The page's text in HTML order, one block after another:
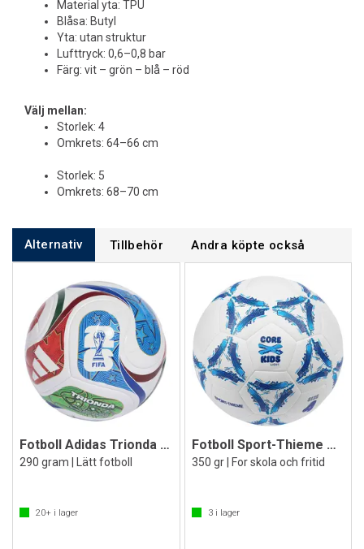
Material yta: TPU
Blåsa: Butyl
Yta: utan struktur
Lufttryck: 0,6–0,8 bar
Färg: vit – grön – blå – röd
Välj mellan:
Storlek: 4
Omkrets: 64–66 cm
Storlek: 5
Omkrets: 68–70 cm
Alternativ Tillbehör Andra köpte också
Fotboll Adidas Trionda League Junior
290 gram | Lätt fotboll
20+ i lager
Fotboll Sport-Thieme CoreX Kids Light
350 gr | For skola och fritid
3i lager